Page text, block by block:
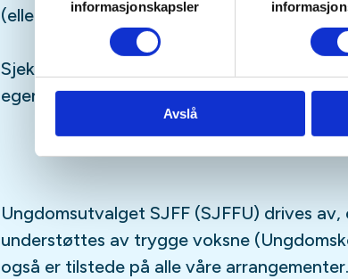
informasjonskapsler
Avslå
(eller har lyst til å bli)barn/
Sjekk gjerne ut
egen
podcastpå din favoritt-
Ungdomsutvalget SJFF (SJFFU) drives
understøttes av trygge voksne
også er tilstede på alle våre arrangementer.